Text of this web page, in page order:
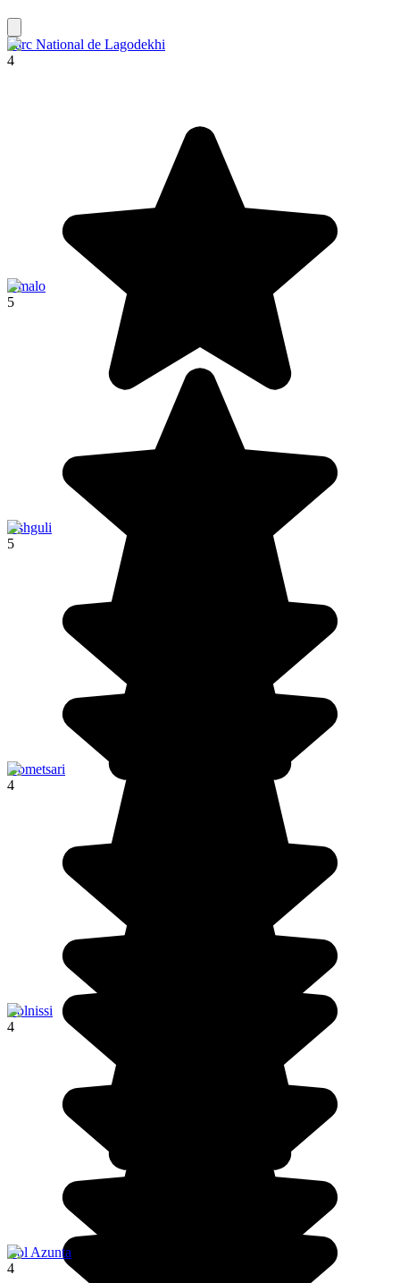
Parc National de Lagodekhi
4
Omalo
5
Ushguli
5
Gometsari
4
Bolnissi
4
Col Azunta
4